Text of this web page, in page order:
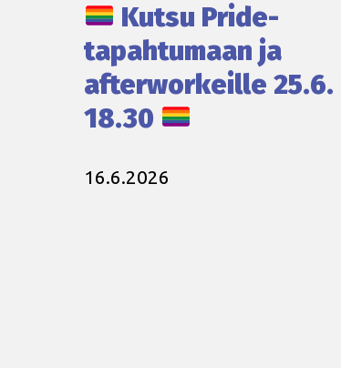
Kutsu Pride-
tapahtumaan ja
afterworkeille 25.6.
18.30
16.6.2026